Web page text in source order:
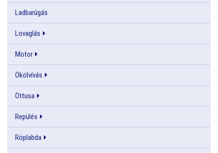
Ladbarúgás
Lovaglás
Motor
Ökölvívás
Öttusa
Repülés
Röplabda